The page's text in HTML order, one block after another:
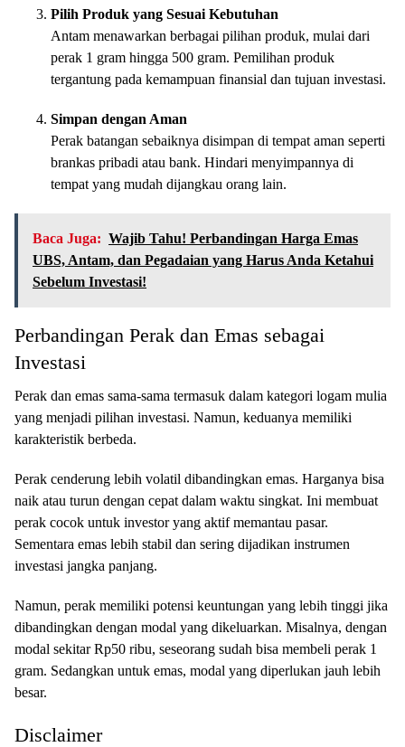
Pilih Produk yang Sesuai Kebutuhan
Antam menawarkan berbagai pilihan produk, mulai dari
perak 1 gram hingga 500 gram. Pemilihan produk
tergantung pada kemampuan finansial dan tujuan investasi.
Simpan dengan Aman
Perak batangan sebaiknya disimpan di tempat aman seperti
brankas pribadi atau bank. Hindari menyimpannya di
tempat yang mudah dijangkau orang lain.
Baca Juga: Wajib Tahu! Perbandingan Harga Emas
UBS, Antam, dan Pegadaian yang Harus Anda Ketahui
Sebelum Investasi!
Perbandingan Perak dan Emas sebagai
Investasi
Perak dan emas sama-sama termasuk dalam kategori logam mulia
yang menjadi pilihan investasi. Namun, keduanya memiliki
karakteristik berbeda.
Perak cenderung lebih volatil dibandingkan emas. Harganya bisa
naik atau turun dengan cepat dalam waktu singkat. Ini membuat
perak cocok untuk investor yang aktif memantau pasar.
Sementara emas lebih stabil dan sering dijadikan instrumen
investasi jangka panjang.
Namun, perak memiliki potensi keuntungan yang lebih tinggi jika
dibandingkan dengan modal yang dikeluarkan. Misalnya, dengan
modal sekitar Rp50 ribu, seseorang sudah bisa membeli perak 1
gram. Sedangkan untuk emas, modal yang diperlukan jauh lebih
besar.
Disclaimer